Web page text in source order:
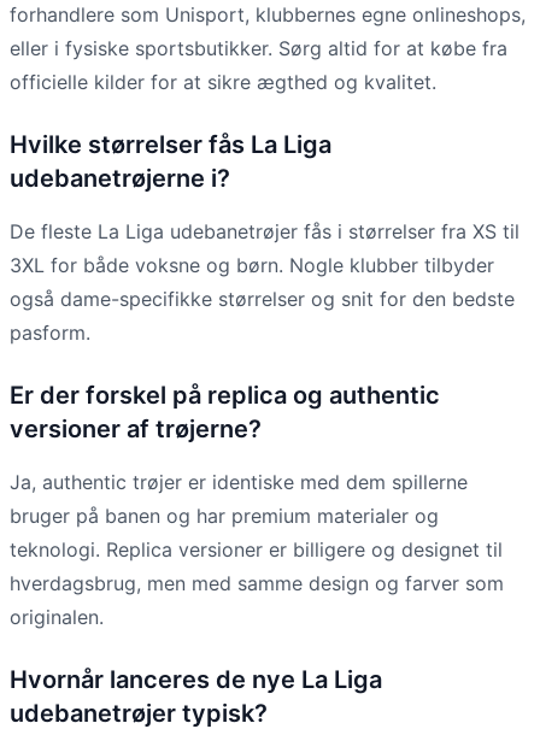
forhandlere som Unisport, klubbernes egne onlineshops,
eller i fysiske sportsbutikker. Sørg altid for at købe fra
officielle kilder for at sikre ægthed og kvalitet.
Hvilke størrelser fås La Liga
udebanetrøjerne i?
De fleste La Liga udebanetrøjer fås i størrelser fra XS til
3XL for både voksne og børn. Nogle klubber tilbyder
også dame-specifikke størrelser og snit for den bedste
pasform.
Er der forskel på replica og authentic
versioner af trøjerne?
Ja, authentic trøjer er identiske med dem spillerne
bruger på banen og har premium materialer og
teknologi. Replica versioner er billigere og designet til
hverdagsbrug, men med samme design og farver som
originalen.
Hvornår lanceres de nye La Liga
udebanetrøjer typisk?